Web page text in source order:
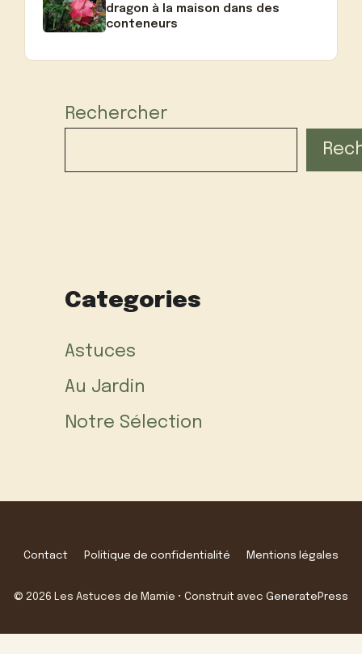
dragon à la maison dans des
conteneurs
Rechercher
Categories
Astuces
Au Jardin
Notre Sélection
Contact Politique de confidentialité Mentions légales
© 2026 Les Astuces de Mamie • Construit avec GeneratePress